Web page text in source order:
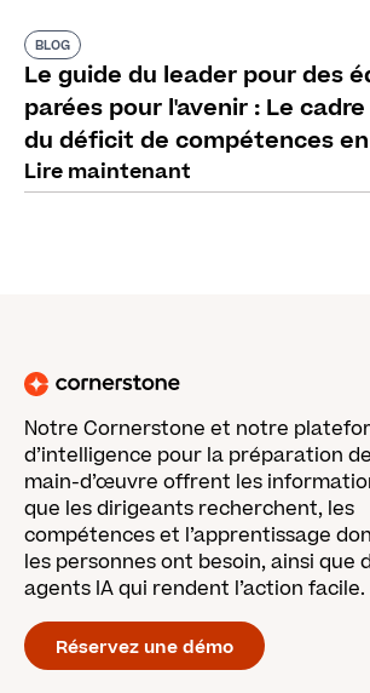
BLOG
Le guide du leader pour des
parées pour l'avenir : Le
du déficit de compétences
Lire maintenant
Notre Cornerstone et notre
d’intelligence pour la préparation
main-d’œuvre offrent les
que les dirigeants recherchent, les
compétences et l’apprentissage
les personnes ont besoin, ainsi que
agents IA qui rendent l’action facile.
Réservez une démo